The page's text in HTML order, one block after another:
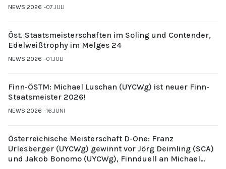
NEWS 2026 07.JULI
Öst. Staatsmeisterschaften im Soling und Contender,
Edelweißtrophy im Melges 24
NEWS 2026 01.JULI
Finn-ÖSTM: Michael Luschan (UYCWg) ist neuer Finn-
Staatsmeister 2026!
NEWS 2026 16.JUNI
Österreichische Meisterschaft D-One: Franz
Urlesberger (UYCWg) gewinnt vor Jörg Deimling (SCA)
und Jakob Bonomo (UYCWg), Finnduell an Michael